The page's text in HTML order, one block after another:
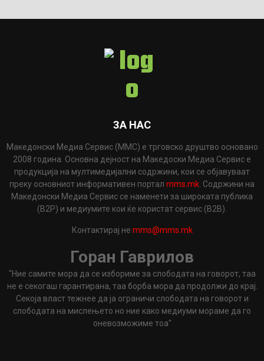
ЗА НАС
Македонски Медиа Сервис (ММС) е трговско друштво основано
2008 година. Основна дејност на Македоски Медиа Сервис е
продукција на мултимедијални содржини, кои се објавуваат
преку основниот информативен портал mms.mk . Содржини на
Македонски Медиа Сервис се наменети за широката публика
(B2P) и медиумите кои ќе користат сервис (B2B).
Контактирај не mms@mms.mk
Горан Гаврилов
"Ние самите мора да се избориме за слободата на говорот, таа
не е секогаш гарантирана, таа борба мора да продолжи до крај.
Секоја власт тежнее да ја ограничи слободата на говорот и
слободата на мислењето но ние како медиуми мораме да го
оневозможиме тоа"